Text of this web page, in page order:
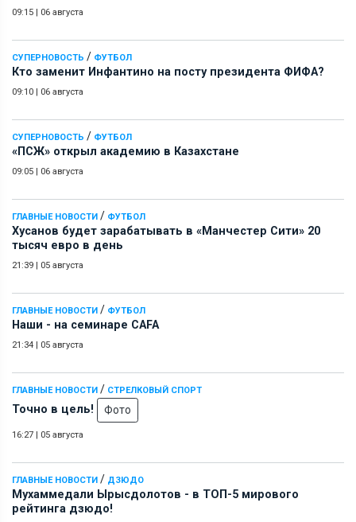
09:15 | 06 августа
СУПЕРНОВОСТЬ / ФУТБОЛ
Кто заменит Инфантино на посту президента ФИФА?
09:10 | 06 августа
СУПЕРНОВОСТЬ / ФУТБОЛ
«ПСЖ» открыл академию в Казахстане
09:05 | 06 августа
ГЛАВНЫЕ НОВОСТИ / ФУТБОЛ
Хусанов будет зарабатывать в «Манчестер Сити» 20
тысяч евро в день
21:39 | 05 августа
ГЛАВНЫЕ НОВОСТИ / ФУТБОЛ
Наши - на семинаре СAFA
21:34 | 05 августа
ГЛАВНЫЕ НОВОСТИ / СТРЕЛКОВЫЙ СПОРТ
Точно в цель! Фото
16:27 | 05 августа
ГЛАВНЫЕ НОВОСТИ / ДЗЮДО
Мухаммедали Ырысдолотов - в ТОП-5 мирового
рейтинга дзюдо!